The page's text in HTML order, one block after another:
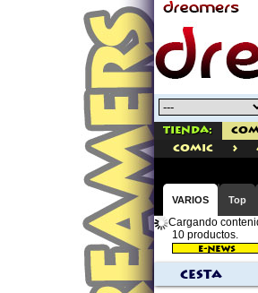
Tienda:
comic
>
VARIOS Top
Cargando
10 productos.
Cesta